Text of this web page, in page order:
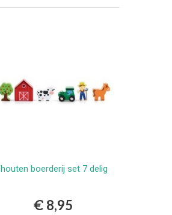
Bestellen
houten boerderij set 7 delig
€ 8,95